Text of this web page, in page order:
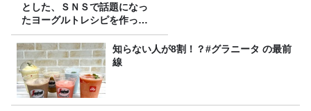
とした、ＳＮＳで話題になっ
たヨーグルトレシピを作って
みた！
知らない人が8割！？#グラニータ の最前
線